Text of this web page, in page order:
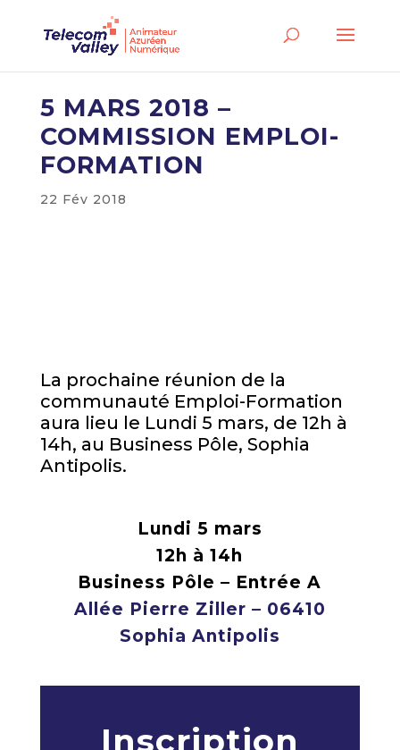
5 MARS 2018 –
COMMISSION EMPLOI-
FORMATION
22 Fév 2018
La prochaine réunion de la
communauté Emploi-Formation
aura lieu le Lundi 5 mars, de 12h à
14h, au Business Pôle, Sophia
Antipolis.
Lundi 5 mars
12h à 14h
Business Pôle – Entrée A
Allée Pierre Ziller – 06410
Sophia Antipolis
Inscription